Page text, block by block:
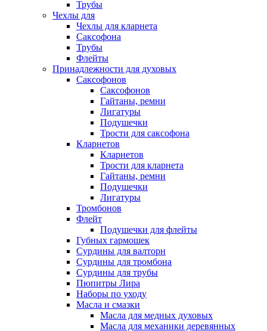
Трубы
Чехлы для
Чехлы для кларнета
Саксофона
Трубы
Флейты
Принадлежности для духовых
Саксофонов
Саксофонов
Гайтаны, ремни
Лигатуры
Подушечки
Трости для саксофона
Кларнетов
Кларнетов
Трости для кларнета
Гайтаны, ремни
Подушечки
Лигатуры
Тромбонов
Флейт
Подушечки для флейты
Губных гармошек
Сурдины для валторн
Сурдины для тромбона
Сурдины для трубы
Пюпитры Лира
Наборы по уходу
Масла и смазки
Масла для медных духовых
Масла для механики деревянных